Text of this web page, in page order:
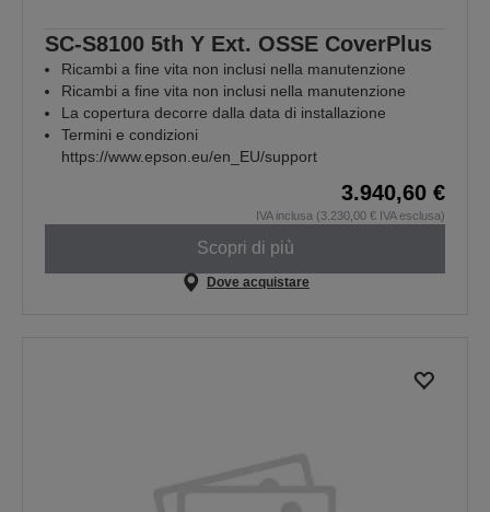
SC-S8100 5th Y Ext. OSSE CoverPlus
Ricambi a fine vita non inclusi nella manutenzione
Ricambi a fine vita non inclusi nella manutenzione
La copertura decorre dalla data di installazione
Termini e condizioni
https://www.epson.eu/en_EU/support
3.940,60 €
IVA inclusa (3.230,00 € IVA esclusa)
Scopri di più
Dove acquistare